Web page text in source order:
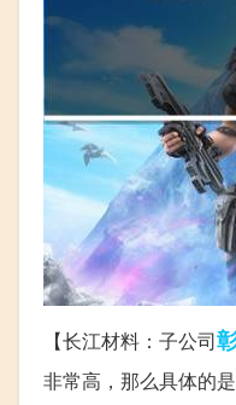
【长江材料：子公司
非常高，那么具体的